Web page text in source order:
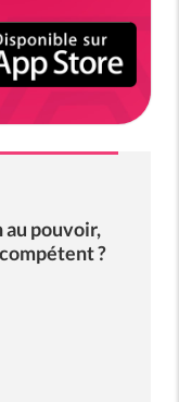
au pouvoir,
?